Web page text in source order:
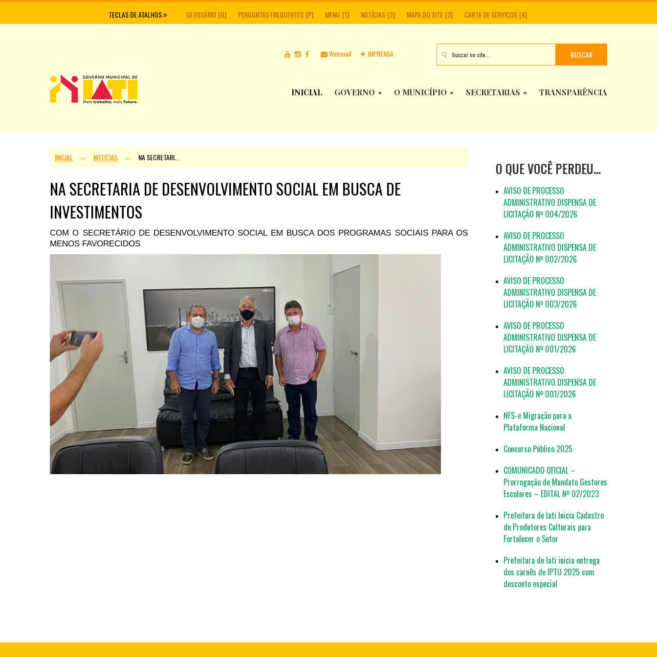
TECLAS DE ATALHOS GLOSSÁRIO PERGUNTAS FREQUENTES MENU NOTÍCIAS MAPA DO SITE CARTA DE SERVIÇOS
Webmail ❖ IMPRENSA BUSCAR
INICIAL GOVERNO O MUNICÍPIO SECRETARIAS TRANSPARÊNCIA
INICIAL >> NOTICIAS >> NA SECRETARI...
NA SECRETARIA DE DESENVOLVIMENTO SOCIAL EM BUSCA DE
INVESTIMENTOS
COM O SECRETÁRIO DE DESENVOLVIMENTO SOCIAL EM BUSCA DOS PROGRAMAS SOCIAIS PARA OS
MENOS FAVORECIDOS
O QUE VOCÊ PERDEU…
AVISO DE PROCESSO
ADMINISTRATIVO DISPENSA DE
LICITAÇÃO Nº 004/2026
AVISO DE PROCESSO
ADMINISTRATIVO DISPENSA DE
LICITAÇÃO Nº 002/2026
AVISO DE PROCESSO
ADMINISTRATIVO DISPENSA DE
LICITAÇÃO Nº 003/2026
AVISO DE PROCESSO
ADMINISTRATIVO DISPENSA DE
LICITAÇÃO Nº 001/2026
AVISO DE PROCESSO
ADMINISTRATIVO DISPENSA DE
LICITAÇÃO Nº 001/2026
NFS-e Migração para a
Plataforma Nacional
Concurso Público 2025
COMUNICADO OFICIAL –
Prorrogação de Mandato Gestores
Escolares – EDITAL Nº 02/2023
Prefeitura de Iati Inicia Cadastro
de Produtores Culturais para
Fortalecer o Setor
Prefeitura de Iati inicia entrega
dos carnês de IPTU 2025 com
desconto especial